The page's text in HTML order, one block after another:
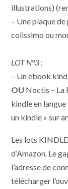
illustrations)
– Une plaque
colissimo ou
LOT N°3 :
– Un ebook
OU Noctis – La
kindle en
un kindle » sur
Les lots
d’Amazon. Le
l’adresse de
télécharger